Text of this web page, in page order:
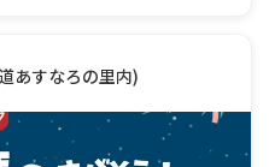
あすなろの里内)